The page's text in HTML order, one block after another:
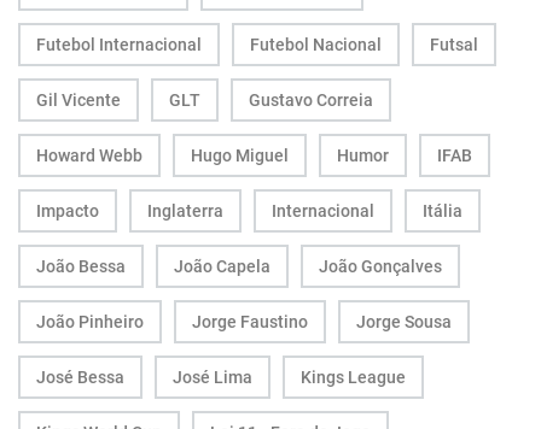
Futebol Internacional Futebol Nacional Futsal
Gil Vicente GLT Gustavo Correia
Howard Webb Hugo Miguel Humor IFAB
Impacto Inglaterra Internacional Itália
João Bessa João Capela João Gonçalves
João Pinheiro Jorge Faustino Jorge Sousa
José Bessa José Lima Kings League